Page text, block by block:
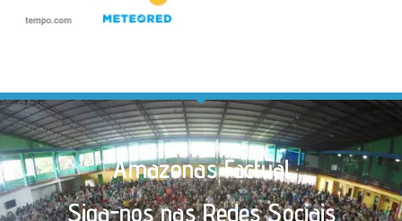
Amazonas Factual
Siga-nos nas Redes Sociais